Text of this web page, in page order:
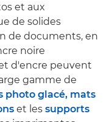
et aux
de solides
de documents, en
noire
d'encre peuvent
gamme de
photo glacé, mats
et les supports